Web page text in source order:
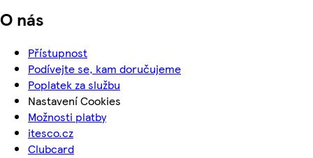
O nás
Přístupnost
Podívejte se, kam doručujeme
Poplatek za službu
Nastavení Cookies
Možnosti platby
itesco.cz
Clubcard